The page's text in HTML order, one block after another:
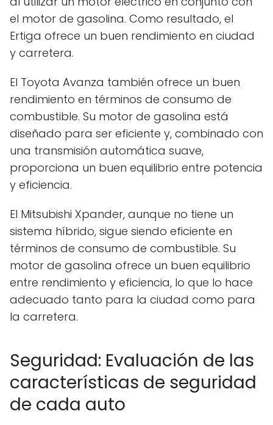
el motor de gasolina. Como resultado, el
Ertiga ofrece un buen rendimiento en ciudad
y carretera.
El Toyota Avanza también ofrece un buen
rendimiento en términos de consumo de
combustible. Su motor de gasolina está
diseñado para ser eficiente y, combinado con
una transmisión automática suave,
proporciona un buen equilibrio entre potencia
y eficiencia.
El Mitsubishi Xpander, aunque no tiene un
sistema híbrido, sigue siendo eficiente en
términos de consumo de combustible. Su
motor de gasolina ofrece un buen equilibrio
entre rendimiento y eficiencia, lo que lo hace
adecuado tanto para la ciudad como para
la carretera.
Seguridad: Evaluación de las
características de seguridad
de cada auto